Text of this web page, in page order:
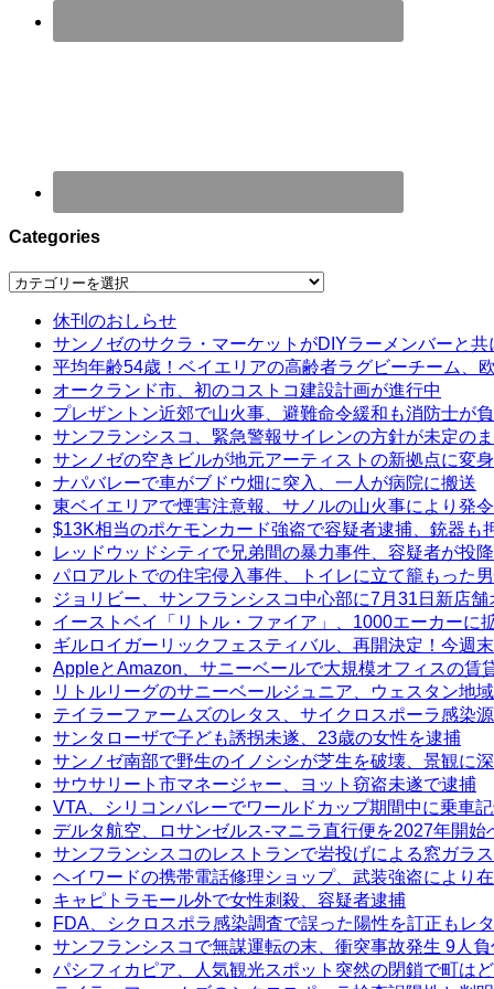
Categories
Categories
休刊のおしらせ
サンノゼのサクラ・マーケットがDIYラーメンバーと共
平均年齢54歳！ベイエリアの高齢者ラグビーチーム、
オークランド市、初のコストコ建設計画が進行中
プレザントン近郊で山火事、避難命令緩和も消防士が
サンフランシスコ、緊急警報サイレンの方針が未定の
サンノゼの空きビルが地元アーティストの新拠点に変身
ナパバレーで車がブドウ畑に突入、一人が病院に搬送
東ベイエリアで煙害注意報、サノルの山火事により発令
$13K相当のポケモンカード強盗で容疑者逮捕、銃器も
レッドウッドシティで兄弟間の暴力事件、容疑者が投降
パロアルトでの住宅侵入事件、トイレに立て籠もった
ジョリビー、サンフランシスコ中心部に7月31日新店舗
イーストベイ「リトル・ファイア」、1000エーカーに
ギルロイガーリックフェスティバル、再開決定！今週
AppleとAmazon、サニーベールで大規模オフィスの賃
リトルリーグのサニーベールジュニア、ウェスタン地
テイラーファームズのレタス、サイクロスポーラ感染
サンタローザで子ども誘拐未遂、23歳の女性を逮捕
サンノゼ南部で野生のイノシシが芝生を破壊、景観に
サウサリート市マネージャー、ヨット窃盗未遂で逮捕
VTA、シリコンバレーでワールドカップ期間中に乗車
デルタ航空、ロサンゼルス-マニラ直行便を2027年開始
サンフランシスコのレストランで岩投げによる窓ガラ
ヘイワードの携帯電話修理ショップ、武装強盗により
キャピトラモール外で女性刺殺、容疑者逮捕
FDA、シクロスポラ感染調査で誤った陽性を訂正もレ
サンフランシスコで無謀運転の末、衝突事故発生 9人負
パシフィカピア、人気観光スポット突然の閉鎖で町は